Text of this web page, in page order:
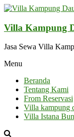
Lompat
konten
Villa Kampung
Jasa Sewa Villa
Menu
Beranda
Tentang Kami
From Reservasi
Villa kampung
Villa Istana